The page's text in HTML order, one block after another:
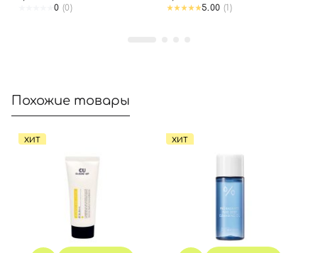
0 (0)
5.00 (1)
Похожие товары
ХИТ ХИТ
Войти с помощью e-mail